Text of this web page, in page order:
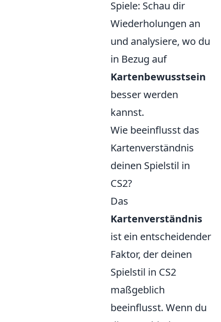
Spiele: Schau dir
Wiederholungen an
und analysiere, wo du
in Bezug auf
Kartenbewusstsein
besser werden
kannst.
Wie beeinflusst das
Kartenverständnis
deinen Spielstil in
CS2?
Das
Kartenverständnis
ist ein entscheidender
Faktor, der deinen
Spielstil in CS2
maßgeblich
beeinflusst. Wenn du